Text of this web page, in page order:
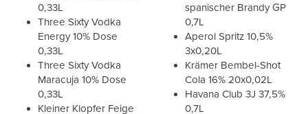
0,33L
Three Sixty Vodka
Energy 10% Dose
0,33L
Three Sixty Vodka
Maracuja 10% Dose
0,33L
Kleiner Klopfer Feige
spanischer Brandy GP
0,7L
Aperol Spritz 10,5%
3x0,20L
Krämer Bembel-Shot
Cola 16% 20x0,02L
Havana Club 3J 37,5%
0,7L